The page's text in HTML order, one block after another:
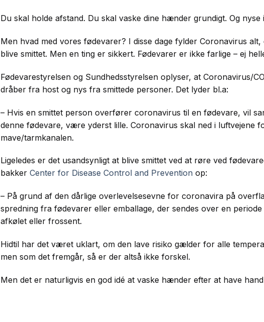
Du skal holde afstand. Du skal vaske dine hænder grundigt. Og
Men hvad med vores fødevarer? I disse dage fylder Coronavirus
blive smittet. Men en ting er sikkert. Fødevarer er ikke farlige – ej
Fødevarestyrelsen og Sundhedsstyrelsen oplyser, at Coronavirus/
dråber fra host og nys fra smittede personer. Det lyder bl.a:
– Hvis en smittet person overfører coronavirus til en fødevare, vil
denne fødevare, være yderst lille. Coronavirus skal ned i luftvejene
mave/tarmkanalen.
Ligeledes er det usandsynligt at blive smittet ved at røre ved
bakker Center for Disease Control and Prevention op:
– På grund af den dårlige overlevelsesevne for coronavira på
spredning fra fødevarer eller emballage, der sendes over en
afkølet eller frossent.
Hidtil har det været uklart, om den lave risiko gælder for alle
men som det fremgår, så er der altså ikke forskel.
Men det er naturligvis en god idé at vaske hænder efter at have